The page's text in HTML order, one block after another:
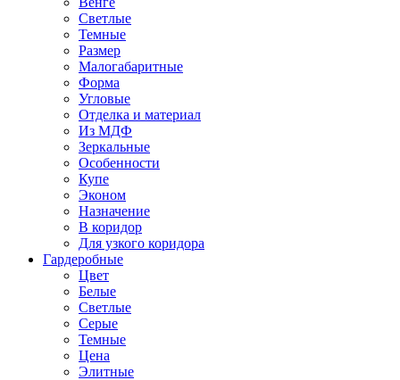
Светлые
Темные
Размер
Малогабаритные
Форма
Угловые
Отделка и материал
Из МДФ
Зеркальные
Особенности
Купе
Эконом
Назначение
В коридор
Для узкого коридора
Гардеробные
Цвет
Белые
Светлые
Серые
Темные
Цена
Элитные